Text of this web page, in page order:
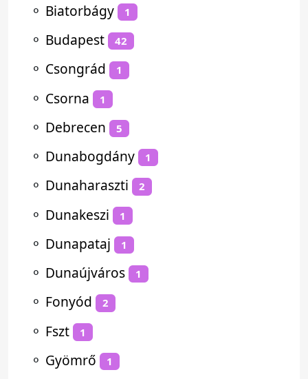
⚬ Biatorbágy 1
⚬ Budapest 42
⚬ Csongrád 1
⚬ Csorna 1
⚬ Debrecen 5
⚬ Dunabogdány 1
⚬ Dunaharaszti 2
⚬ Dunakeszi 1
⚬ Dunapataj 1
⚬ Dunaújváros 1
⚬ Fonyód 2
⚬ Fszt 1
⚬ Gyömrő 1